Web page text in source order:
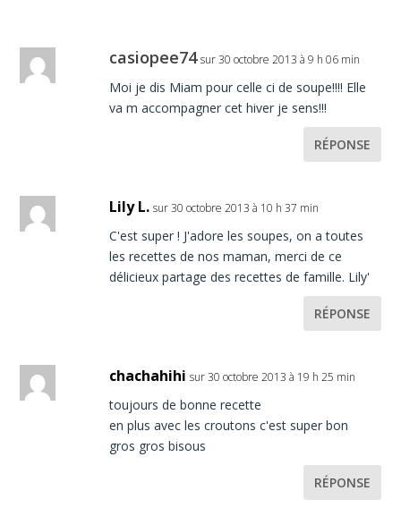
casiopee74 sur 30 octobre 2013 à 9 h 06 min
Moi je dis Miam pour celle ci de soupe!!!! Elle
va m accompagner cet hiver je sens!!!
RÉPONSE
Lily L. sur 30 octobre 2013 à 10 h 37 min
C'est super ! J'adore les soupes, on a toutes
les recettes de nos maman, merci de ce
délicieux partage des recettes de famille. Lily'
RÉPONSE
chachahihi sur 30 octobre 2013 à 19 h 25 min
toujours de bonne recette
en plus avec les croutons c'est super bon
gros gros bisous
RÉPONSE